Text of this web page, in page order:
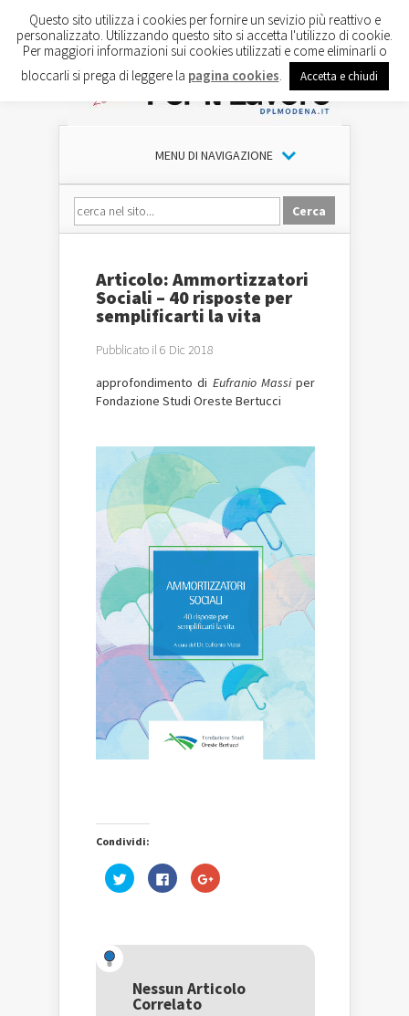
MENU DI NAVIGAZIONE
Articolo: Ammortizzatori
Sociali – 40 risposte per
semplificarti la vita
Pubblicato il 6 Dic 2018
approfondimento di Eufranio Massiper
Fondazione Studi Oreste Bertucci
Condividi:
Fai
clic
Twitter
una
nuova
finestra)
Fai
clic
(Si
nuova
finestra)
Fai
clic
Google+
una
nuova
Nessun Articolo
Correlato
Questo sito utilizza i cookies per fornire un sevizio più reattivo e
personalizzato. Utilizzando questo sito si accetta l'utilizzo di cookie.
Per maggiori informazioni sui cookies utilizzati e come eliminarli o
bloccarli si prega di leggere la pagina cookies Accetta e chiudi